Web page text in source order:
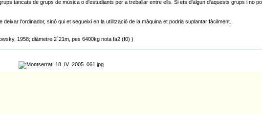
tancats de grups de música o d'estudiants per a treballar entre ells. Si ets d'algun d'aquests grups i no
l'ordinador, sinó qui et segueixi en la utilització de la màquina et podria suplantar fàcilment.
1958; diàmetre 2´21m, pes 6400kg nota fa2 (f0) )